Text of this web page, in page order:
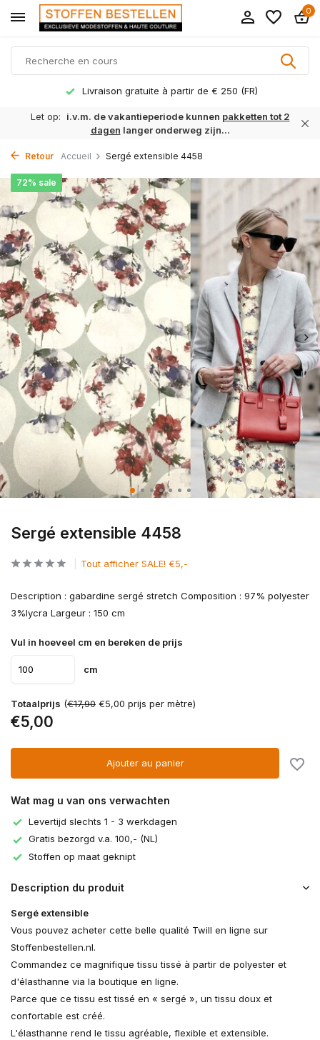
0
Livraison gratuite à partir de € 250 (FR)
Let op: i.v.m. de vakantieperiode kunnen pakketten tot 2
dagen langer onderweg zijn...
Retour Accueil Sergé extensible 4458
Sergé extensible 4458
72% sale
Tout afficher SALE! €5,-
Description : gabardine sergé stretch Composition : 97% polyester
3%lycra Largeur : 150 cm
Vul in hoeveel cm en bereken de prijs
cm
Totaalprijs (€17,90 €5,00 prijs per mètre)
€5,00
Ajouter au panier
Wat mag u van ons verwachten
Levertijd slechts 1 - 3 werkdagen
Gratis bezorgd v.a. 100,- (NL)
Stoffen op maat geknipt
Description du produit
Sergé extensible
Vous pouvez acheter cette belle qualité Twill en ligne sur
Stoffenbestellen.nl.
Commandez ce magnifique tissu tissé à partir de polyester et
d'élasthanne via la boutique en ligne.
Parce que ce tissu est tissé en « sergé », un tissu doux et
confortable est créé.
L'élasthanne rend le tissu agréable, flexible et extensible.